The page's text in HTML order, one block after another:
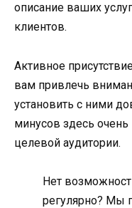
описание ваших
клиентов.
Активное
вам привлечь
установить с ними
минусов здесь
целевой аудитории.
Нет
регулярно? Мы